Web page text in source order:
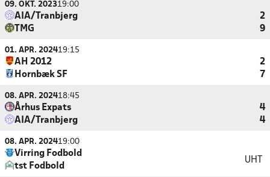
09. OKT. 202319:00
AIA/Tranbjerg
2
TMG
9
01. APR. 202419:15
AH 2012
2
Hornbæk SF
7
08. APR. 202418:45
Århus Expats
4
AIA/Tranbjerg
4
08. APR. 202419:00
Virring Fodbold
tst Fodbold
UHT